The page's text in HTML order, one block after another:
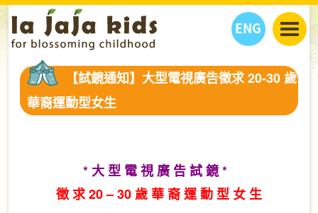
ENG
丫丫看天下
教學活動
丫丫活動
健康生活館
我們的故事
聯絡
【試鏡通知】大型電視廣告徵求 20-30 歲
華裔運動型女生
* 大 型 電 視 廣 告 試 鏡 *
徵 求 20 – 30 歲 華 裔 運 動 型 女 生